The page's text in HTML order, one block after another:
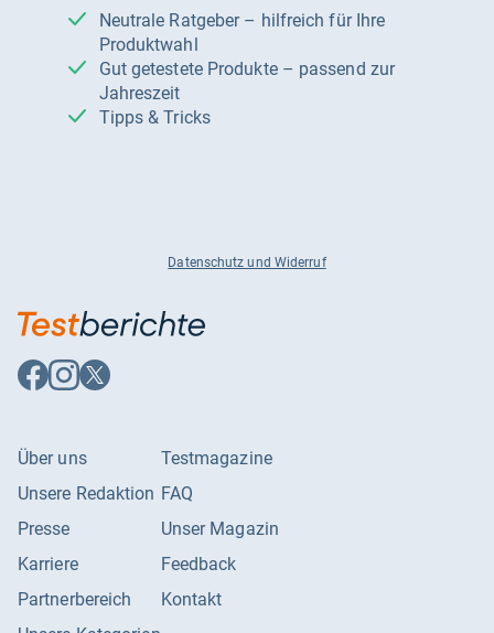
Neutrale Ratgeber – hilfreich für Ihre
Produktwahl
Gut getestete Produkte – passend zur
Jahreszeit
Tipps & Tricks
Datenschutz und Widerruf
Auf
Facebook
Auf
Instagram
Auf
X
Über uns
Unsere Redaktion
Presse
Karriere
Partnerbereich
Testmagazine
FAQ
Unser Magazin
Feedback
Kontakt